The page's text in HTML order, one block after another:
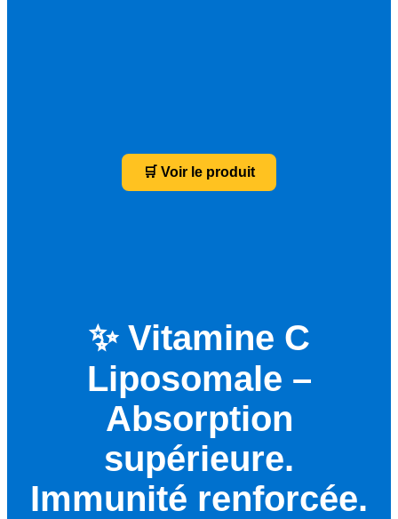
🛒 Voir le produit
✨ Vitamine C
Liposomale –
Absorption
supérieure.
Immunité renforcée.